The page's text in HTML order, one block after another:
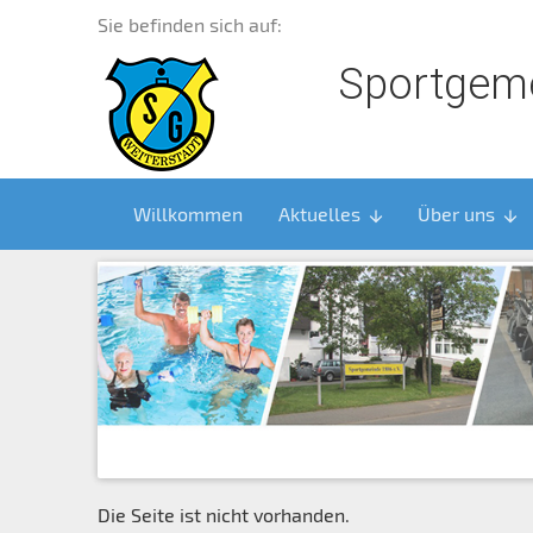
Sie befinden sich auf:
Willkommen Aktuelles arrow_downward Über uns arrow_downward
Die Seite ist nicht vorhanden.